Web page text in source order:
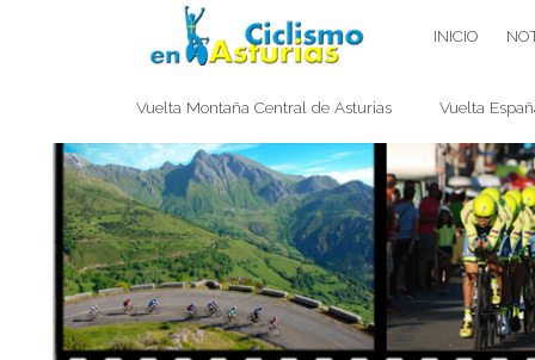
CICLISMO EN ASTURIAS INICIO
Vuelta Montaña Central de Asturias Vuelta